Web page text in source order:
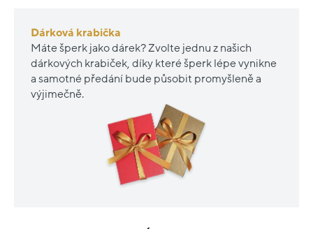
Dárková krabička
Máte šperk jako dárek? Zvolte jednu z našich
dárkových krabiček, díky které šperk lépe vynikne
a samotné předání bude působit promyšleně a
výjimečně.